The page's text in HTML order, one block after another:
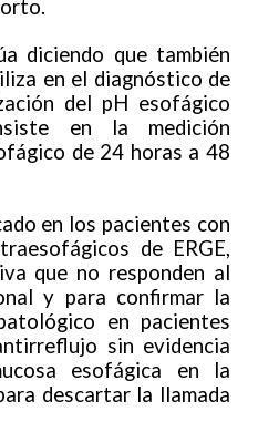
diciendo que también
en el diagnóstico de
del pH esofágico
en la medición
de 24 horas a 48
en los pacientes con
de ERGE,
que no responden al
y para confirmar la
en pacientes
sin evidencia
esofágica en la
descartar la llamada